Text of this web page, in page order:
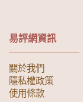
易評網資訊
關於我們
隱私權政策
使用條款